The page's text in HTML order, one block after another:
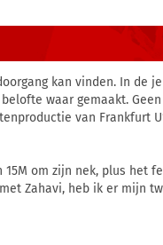
kan vinden. In de
waar gemaakt.
van Frankfurt
15M om zijn nek, plus het
Zahavi, heb ik er mijn